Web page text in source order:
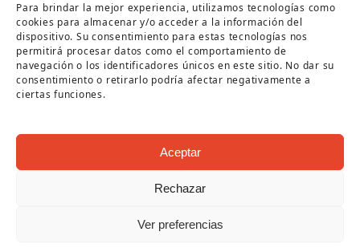
Para brindar la mejor experiencia, utilizamos tecnologías como
cookies para almacenar y/o acceder a la información del
dispositivo. Su consentimiento para estas tecnologías nos
permitirá procesar datos como el comportamiento de
navegación o los identificadores únicos en este sitio. No dar su
consentimiento o retirarlo podría afectar negativamente a
ciertas funciones.
Aceptar
Rechazar
Ver preferencias
Página cofinanciada por la Diputación de Córdoba
Copyright Oficina de Turismo - Ayuntamiento de